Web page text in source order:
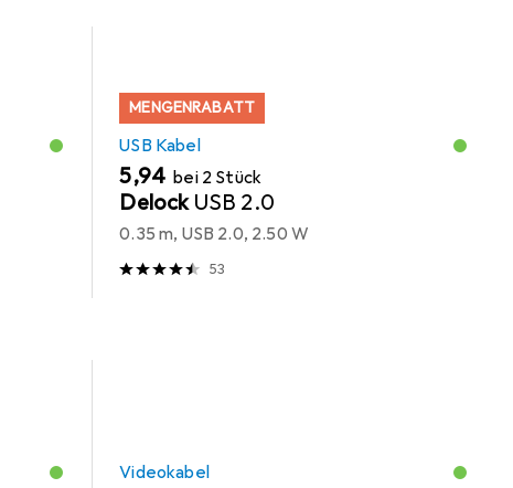
MENGENRABATT
USB Kabel
EUR
5,94 bei 2 Stück
Delock USB 2.0
0.35 m, USB 2.0, 2.50 W
53
Videokabel